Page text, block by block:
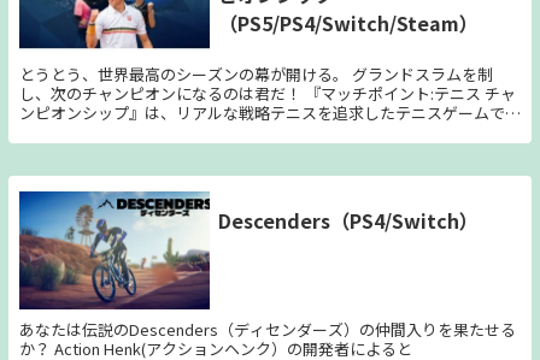
（PS5/PS4/Switch/Steam）
とうとう、世界最高のシーズンの幕が開ける。 グランドスラムを制
し、次のチャンピオンになるのは君だ！ 『マッチポイント:テニス チャ
ンピオンシップ』は、リアルな戦略テニスを追求したテニスゲームで
の大会、イベント、トレーニングに参加して最強のチャンピオンをプロ
デュースしましょう。選手や試合を戦略的に作り上げることの醍醐味
を、ぜひ本作でお楽しみください。Descenders（PS4/Switch）
あなたは伝説のDescenders（ディセンダーズ）の仲間入りを果たせる
か？ Action Henk(アクションヘンク）の開発者によると